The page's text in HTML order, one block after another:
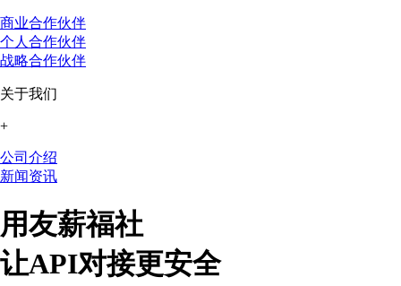
商业合作伙伴
个人合作伙伴
战略合作伙伴
关于我们
+
公司介绍
新闻资讯
用友薪福社
让API对接更安全